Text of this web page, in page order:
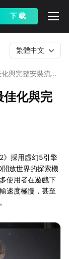
下 载
與完整安裝流程
繁體中文
佳化與完
》採用虛幻5引擎
放世界的探索機
使用者在遊戲下
速度極慢，甚至